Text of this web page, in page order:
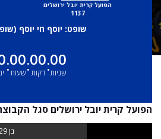
הפועל קרית יובל ירושלים
1137
שופט: יוסף חי יוסף (
:00
שעות :00
דקות :00
שניות
הפועל קרית יובל ירושלים סגל
בן 29 | 1.85